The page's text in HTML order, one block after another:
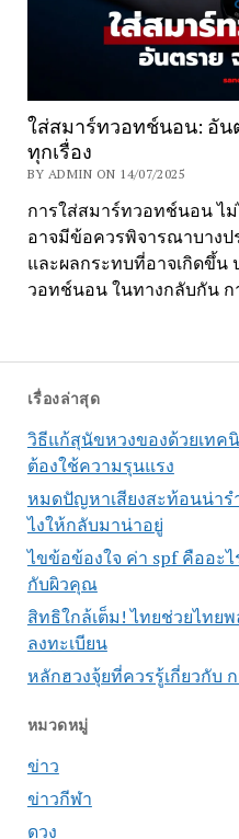
เรื่องล่าสุด
วิธีแก้สุนัขหวงของด้วยเทค
ต้องใช้ความรุนแรง
หมดปัญหาเสียงสะท้อนน่าร
ไงให้กลับมาน่าอยู่
ไขข้อข้องใจ ค่า spf คืออะ
กับผิวคุณ
สิทธิใกล้เต็ม! ไทยช่วยไทย
ลงทะเบียน
หลักฮวงจุ้ยที่ควรรู้เกี่ยวกับ
หมวดหมู่
ข่าว
ข่าวกีฬา
ดวง
ใส่สมาร์ทวอทช์นอน: อัน
ทุกเรื่อง
BY ADMIN ON 14/07/2025
การใส่สมาร์ทวอทช์นอน ไ
อาจมีข้อควรพิจารณาบาง
และผลกระทบที่อาจเกิดขึ้น
วอทช์นอน ในทางกลับกัน